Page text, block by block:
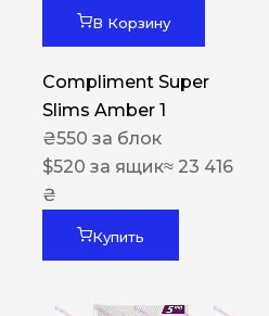
В Корзину
Compliment Super
Slims Amber 1
₴550 за блок
$520 за ящик≈ 23 416
₴
Купить